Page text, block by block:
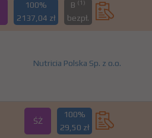
100%
2137,04 zł
B (1)
bezpł.
Nutricia Polska Sp. z o.o.
ŚŻ
100%
29,50 zł